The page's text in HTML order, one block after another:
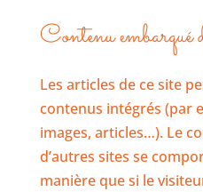
Contenu embarqué
Les articles de ce site
contenus intégrés (par
images, articles…). Le
d’autres sites se
manière que si le